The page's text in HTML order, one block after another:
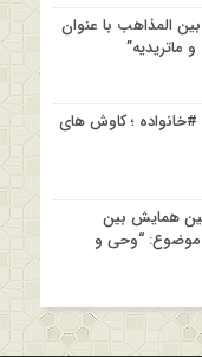
المذاهب با عنوان
ماتریدیه”
؛ کاوش های
همایش بین
موضوع: “وحی و